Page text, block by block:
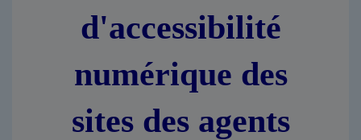
d'accessibilité
numérique des
sites des agents